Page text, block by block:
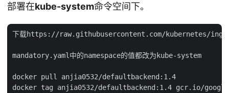
部署在kube-system命令空间下。
下载https://raw.githubusercontent.com/kubernetes/
mandatory.yaml中的namespace的值都改为kube-system
docker pull anjia0532/defaultbackend:1.4
docker tag anjia0532/defaultbackend:1.4 gcr.io/